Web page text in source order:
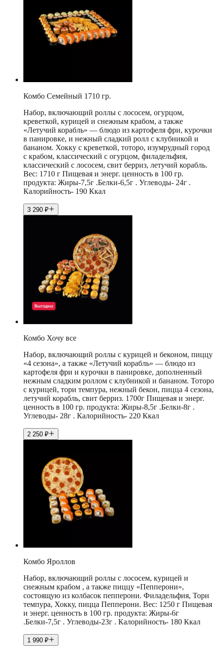
Комбо Семейный 1710 гр.
Набор, включающий роллы с лососем, огурцом,
креветкой, курицей и снежным крабом, а также
«Летучий корабль» — блюдо из картофеля фри, курочки
в панировке, и нежный сладкий ролл с клубникой и
бананом. Хокку с креветкой, тоторо, изумрудный город
с крабом, классический с огурцом, филадельфия,
классический с лососем, свит берриз, летучий корабль.
Вес: 1710 г Пищевая и энерг. ценность в 100 гр.
продукта: Жиры-7,5г .Белки-6,5г . Углеводы- 24г .
Калорийность- 190 Ккал
3 290 ₽
Комбо Хочу все
Набор, включающий роллы с курицей и беконом, пиццу
«4 сезона», а также «Летучий корабль» — блюдо из
картофеля фри и курочки в панировке, дополненный
нежным сладким роллом с клубникой и бананом. Тоторо
с курицей, тори темпура, нежный бекон, пицца 4 сезона,
летучий корабль, свит берриз. 1700г Пищевая и энерг.
ценность в 100 гр. продукта: Жиры-8,5г .Белки-8г .
Углеводы- 28г . Калорийность- 220 Ккал
2 250 ₽
Комбо Яроллов
Набор, включающий роллы с лососем, курицей и
снежным крабом , а также пиццу «Пепперони»,
состоящую из колбасок пепперони. Филадельфия, Тори
темпура, Хокку, пицца Пепперони. Вес: 1250 г Пищевая
и энерг. ценность в 100 гр. продукта: Жиры-6г
.Белки-7,5г . Углеводы-23г . Калорийность- 180 Ккал
1 990 ₽